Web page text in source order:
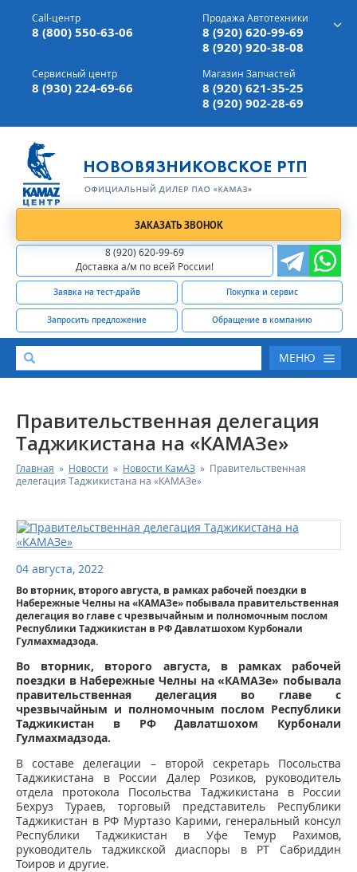
г. Вязники,ул. Механизаторов, д 90
Доставка а/м,по всей России
Call-центр
8 (800) 550-63-06
Продажа Автотехники
8 (920) 620-99-69
8 (920) 920-38-08
Сервисный центр
8 (930) 224-69-66
Магазин Запчастей
8 (920) 621-35-25
8 (920) 902-28-69
ЗАКАЗАТЬ ЗВОНОК
8 (920) 620-99-69
Доставка а/м по всей России!
Заявка на тест-драйв Покупка и сервис
Запросить предложение Обращение в компанию
МЕНЮ
КАТАЛОГ АВТОТЕХНИКИ
ЗАПАСНЫЕ ЧАСТИ
РЕМОНТ ДВИГАТЕЛЕЙ КАМАЗ
ФИНАНСОВЫЙ СЕРВИС
КОНТАКТНАЯ ИНФОРМАЦИЯ
Правительственная делегация
Таджикистана на «КАМАЗе»
Главная » Новости » Новости КамАЗ » Правительственная
делегация Таджикистана на «КАМАЗе»
04 августа, 2022
Во вторник, второго августа, в рамках рабочей поездки в
Набережные Челны на «КАМАЗе» побывала правительственная
делегация во главе с чрезвычайным и полномочным послом
Республики Таджикистан в РФ Давлатшохом Курбонали
Гулмахмадзода.
Во вторник, второго августа, в рамках рабочей
поездки в Набережные Челны на «КАМАЗе» побывала
правительственная делегация во главе с
чрезвычайным и полномочным послом Республики
Таджикистан в РФ Давлатшохом Курбонали
Гулмахмадзода.
В составе делегации – второй секретарь Посольства
Таджикистана в России Далер Розиков, руководитель
отдела протокола Посольства Таджикистана в России
Бехруз Тураев, торговый представитель Республики
Таджикистан в РФ Муртазо Карими, генеральный консул
Республики Таджикистан в Уфе Темур Рахимов,
руководитель таджикской диаспоры в РТ Сабриддин
Тоиров и другие.